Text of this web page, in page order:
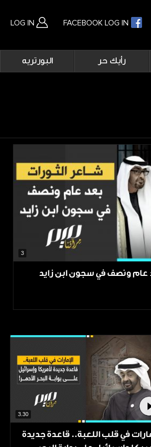
LOG IN FACEBOOK LOG IN
Main
navigation
رأيك حر البورتريه
3
عام ونصف في سجون ابن زايد
3.30
في قلب اللعبة.. قاعدة جديدة